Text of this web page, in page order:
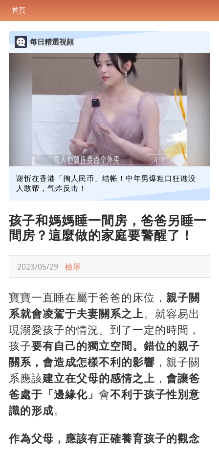
首頁
每日精選視頻
谢忻在香港「掏人民币」结帐！中年男爆粗口狂谯没
人敢帮，气炸反击！
孩子和媽媽睡一間房，爸爸另睡一
間房？這麼做的家庭要警醒了！
2023/05/29 檢舉
寶寶一直睡在屬于爸爸的床位， 親子關
系就會凌駕于夫妻關系之上。就容易出
現溺愛孩子的情況。到了一定的時間，
孩子要有自己的獨立空間。錯位的親子
關系，會造成怎樣不利的影響 ，親子關
系應該建立在父母的感情之上 ， 會讓爸
爸處于「邊緣化」 會不利于孩子性別意
識的形成。
作為父母，應該有正確養育孩子的觀念